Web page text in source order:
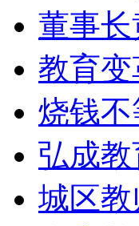
董事
教育
烧钱
弘成
城区